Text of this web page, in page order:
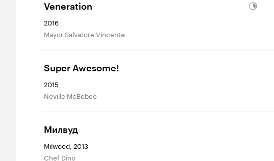
Veneration
2016
Mayor Salvatore Vincente
Super Awesome!
2015
Neville McBebee
Милвуд
Milwood, 2013
Chef Dino